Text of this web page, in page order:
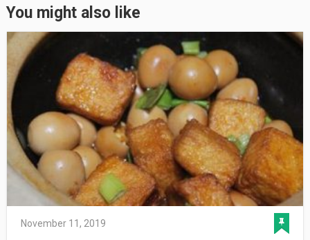
You might also like
November 11, 2019